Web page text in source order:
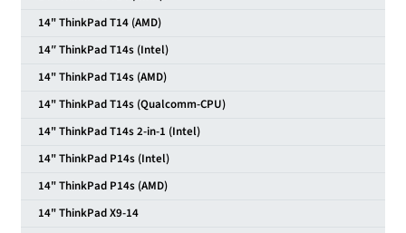
14" ThinkPad T14 (AMD)
14″ ThinkPad T14s (Intel)
14" ThinkPad T14s (AMD)
14" ThinkPad T14s (Qualcomm-CPU)
14" ThinkPad T14s 2-in-1 (Intel)
14" ThinkPad P14s (Intel)
14" ThinkPad P14s (AMD)
14" ThinkPad X9-14